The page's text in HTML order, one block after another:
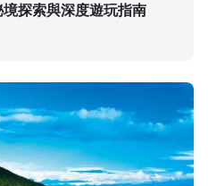
探索與深度遊玩指南